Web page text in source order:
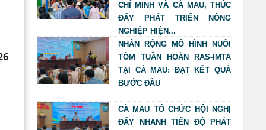
CHÍ MINH VÀ CÀ MAU, THÚC
ĐẨY PHÁT TRIỂN NÔNG
NGHIỆP HIỆN...
NHÂN RỘNG MÔ HÌNH NUÔI
TÔM TUẦN HOÀN RAS-IMTA
TẠI CÀ MAU: ĐẠT KẾT QUẢ
BƯỚC ĐẦU
CÀ MAU TỔ CHỨC HỘI NGHỊ
ĐẨY NHANH TIẾN ĐỘ PHÁT